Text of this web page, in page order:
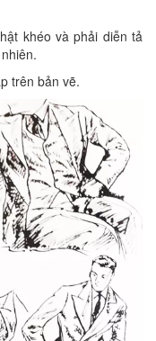
khéo và phải diễn tả
trên bản vẽ.